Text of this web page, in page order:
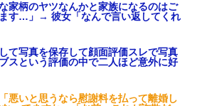
家柄のヤツなんかと家族になるのはご
す…」→ 彼女「なんで言い返してくれ
て写真を保存して顔面評価スレで写真
スという評価の中で二人ほど意外に好
悪いと思うなら慰謝料を払って離婚し